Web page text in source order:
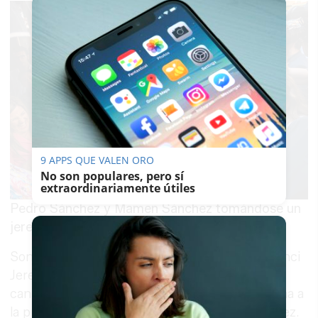
Pedro Sánchez y Mamen Sánchez tomándose un
jerez. FOTO: MANU GARCÍA.
Son las 17:10 horas. Junto a la carnicería de Princi
Jerez despliegan una carpa roja. "Nada de
canutazos, el presidente no va a hablar", informa a
la prensa el dispositivo que acompaña a Sánchez.
9 APPS QUE VALEN ORO
No son populares, pero sí
extraordinariamente útiles